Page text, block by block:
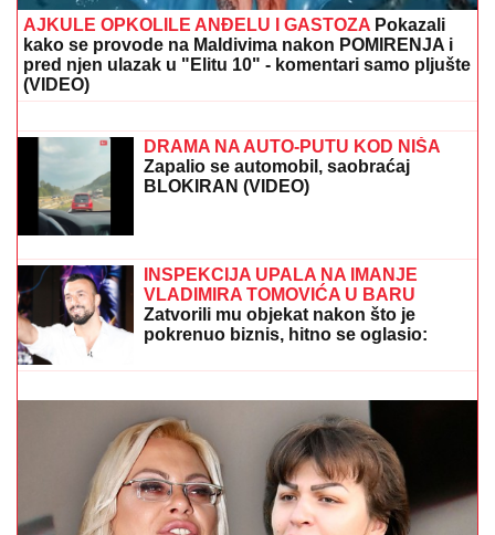
AJKULE OPKOLILE ANĐELU I GASTOZA Pokazali
kako se provode na Maldivima nakon POMIRENJA i
pred njen ulazak u "Elitu 10" - komentari samo pljušte
(VIDEO)
BIZNIS ZA KOJI SE MALO ZNAPored
rijalitija i voditeljstva novac mu kaplje i
od ovog posla: "Ljudi mi dolaze
svakodnevno"
BLOKIRAN (VIDEO)